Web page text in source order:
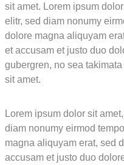
sit amet. Lorem ipsum
elitr, sed diam nonumy
dolore magna aliquyam
et accusam et justo duo
gubergren, no sea
sit amet.
Lorem ipsum dolor sit
diam nonumy eirmod
magna aliquyam erat, sed
accusam et justo duo